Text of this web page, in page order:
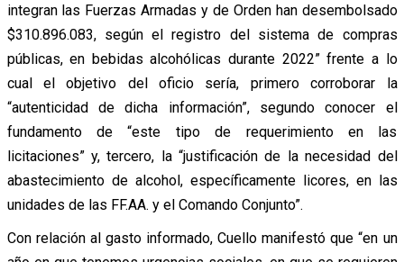
integran las Fuerzas Armadas y de Orden han desembolsado
$310.896.083, según el registro del sistema de compras
públicas, en bebidas alcohólicas durante 2022” frente a lo
cual el objetivo del oficio sería, primero corroborar la
“autenticidad de dicha información”, segundo conocer el
fundamento de “este tipo de requerimiento en las
licitaciones” y, tercero, la “justificación de la necesidad del
abastecimiento de alcohol, específicamente licores, en las
unidades de las FF.AA. y el Comando Conjunto”.
Con relación al gasto informado, Cuello manifestó que “en un